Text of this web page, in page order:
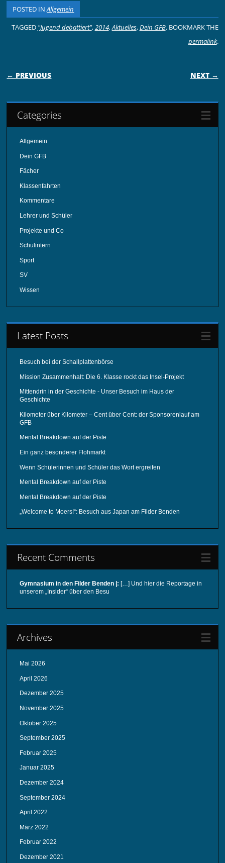
POSTED INAllgemein
TAGGED "Jugend debattiert",2014,Aktuelles,Dein GFB. BOOKMARK THE
permalink.
POST NAVIGATION
← PREVIOUS NEXT →
Categories
Allgemein
Dein GFB
Fächer
Klassenfahrten
Kommentare
Lehrer und Schüler
Projekte und Co
Schulintern
Sport
SV
Wissen
Latest Posts
Besuch bei der Schallplattenbörse
Mission Zusammenhalt: Die 6. Klasse rockt das Insel-Projekt
Mittendrin in der Geschichte - Unser Besuch im Haus der
Geschichte
Kilometer über Kilometer – Cent über Cent: der Sponsorenlauf am
GFB
Mental Breakdown auf der Piste
Ein ganz besonderer Flohmarkt
Wenn Schülerinnen und Schüler das Wort ergreifen
Mental Breakdown auf der Piste
Mental Breakdown auf der Piste
„Welcome to Moers!“: Besuch aus Japan am Filder Benden
Recent Comments
Gymnasium in den Filder Benden |: […] Und hier die Reportage in
unserem „Insider“ über den Besu
Archives
Mai 2026
April 2026
Dezember 2025
November 2025
Oktober 2025
September 2025
Februar 2025
Januar 2025
Dezember 2024
September 2024
April 2022
März 2022
Februar 2022
Dezember 2021